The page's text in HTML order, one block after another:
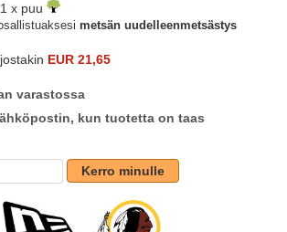
1 x puu
metsän uudelleenmetsästys
jostakin EUR 21,65
varastossa
kun tuotetta on taas
Kerro minulle